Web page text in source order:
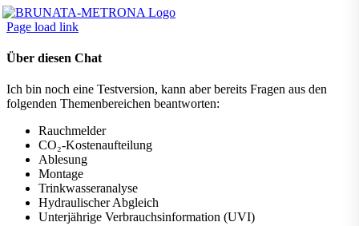
Page load link
Über diesen Chat
Ich bin noch eine Testversion, kann aber bereits Fragen aus den
folgenden Themenbereichen beantworten:
Rauchmelder
CO₂-Kostenaufteilung
Ablesung
Montage
Trinkwasseranalyse
Hydraulischer Abgleich
Unterjährige Verbrauchsinformation (UVI)